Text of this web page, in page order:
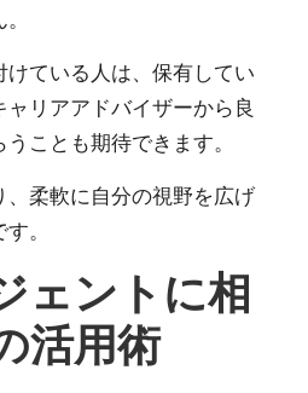
ている人は、保有してい
ャリアアドバイザーから良
ことも期待できます。
柔軟に自分の視野を広げ
。
ェントに相
活用術